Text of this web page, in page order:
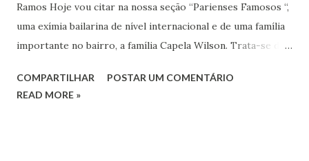
Ramos Hoje vou citar na nossa seção “Parienses Famosos “,
uma exímia bailarina de nível internacional e de uma família
importante no bairro, a família Capela Wilson. Trata-se da
Vamos às informações de seu site : Bailarina e professora
COMPARTILHAR
POSTAR UM COMENTÁRIO
READ MORE »